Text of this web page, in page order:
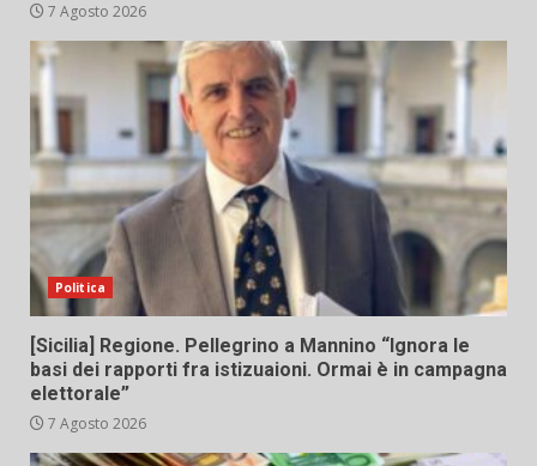
7 Agosto 2026
Politica
[Sicilia] Regione. Pellegrino a Mannino “Ignora le
basi dei rapporti fra istizuaioni. Ormai è in campagna
elettorale”
7 Agosto 2026